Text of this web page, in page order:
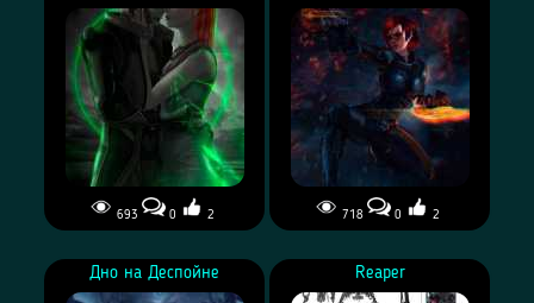
693 0 2 718 0 2
Дно на Деспойне Reaper